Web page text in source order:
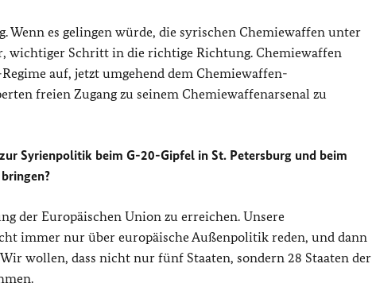
Wenn es gelingen würde, die syrischen Chemiewaffen unter
wichtiger Schritt in die richtige Richtung. Chemiewaffen
auf, jetzt umgehend dem Chemiewaffen-
freien Zugang zu seinem Chemiewaffenarsenal zu
Syrienpolitik beim G-20-Gipfel in St. Petersburg und beim
der Europäischen Union zu erreichen. Unsere
immer nur über europäische Außenpolitik reden, und dann
wollen, dass nicht nur fünf Staaten, sondern 28 Staaten der